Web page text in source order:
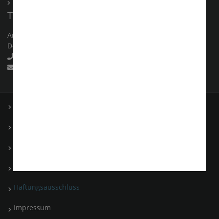
Team Vahrenkamp GmbH
Am Bahnhof 8
D-
Haftungsausschluss
Impressum